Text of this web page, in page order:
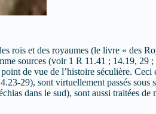
rois et des royaumes (le livre « des
sources (voir 1 R 11.41 ; 14.19, 29
de vue de l’histoire séculière.
29), sont virtuellement passés sous
dans le sud), sont aussi traitées de